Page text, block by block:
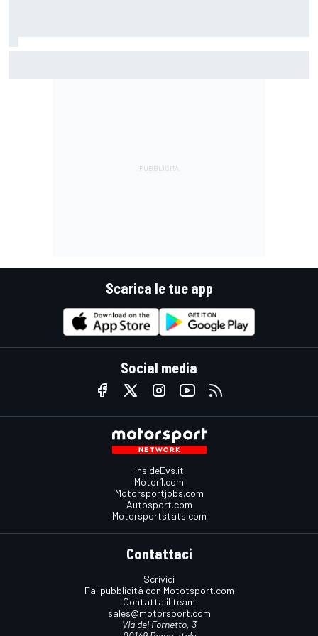
Scarica le tue app
Social media
InsideEvs.it
Motor1.com
Motorsportjobs.com
Autosport.com
Motorsportstats.com
Contattaci
Scrivici
Fai pubblicità con Mototsport.com
Contatta il team
sales@motorsport.com
Via del Fornetto, 3